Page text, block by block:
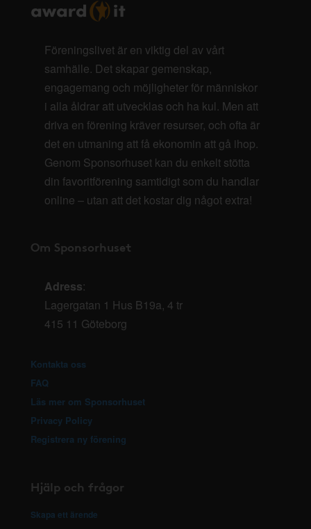
Föreningslivet är en viktig del av vårt
samhälle. Det skapar gemenskap,
engagemang och möjligheter för människor
i alla åldrar att utvecklas och ha kul. Men att
driva en förening kräver resurser, och ofta är
det en utmaning att få ekonomin att gå ihop.
Genom Sponsorhuset kan du enkelt stötta
din favoritförening samtidigt som du handlar
online – utan att det kostar dig något extra!
Om Sponsorhuset
Adress:
Lagergatan 1 Hus B19a, 4 tr
415 11 Göteborg
Kontakta oss
FAQ
Läs mer om Sponsorhuset
Privacy Policy
Registrera ny förening
Hjälp och frågor
Skapa ett ärende